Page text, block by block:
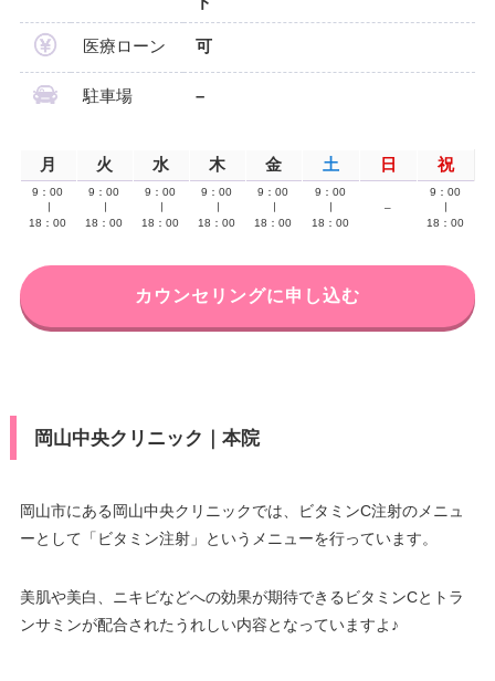
医療ローン 可
駐車場 –
月 火 水 木 金 土 日 祝
9：00
18：00
9：00
18：00
9：00
18：00
9：00
18：00
9：00
18：00
9：00
18：00
–
9：00
18：00
カウンセリングに申し込む
岡山中央クリニック｜本院
岡山市にある岡山中央クリニックでは、ビタミンC注射のメニュ
ーとして「ビタミン注射」というメニューを行っています。
美肌や美白、ニキビなどへの効果が期待できるビタミンCとトラ
ンサミンが配合されたうれしい内容となっていますよ♪